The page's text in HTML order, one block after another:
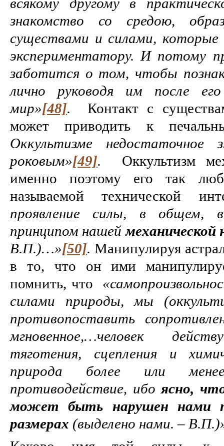
знакомство со средою,
существами и силами,
экспериментатору. И потому
заботится о том, чтобы
лично руководя им после
мир»[48].
Контакт с
может приводить к
Оккультизме недостаточное
роковым»[49].
Оккультизм
именно поэтому его так
называемой технической
проявление силы, в общем,
принципом нашеймеханической
В.П.)…»[50]. Манипулируя
в то, что он ими
помнить, что
силами природы, мы
противопоставить
мгновенное,…человек
тяготения, сцепления и
природа более или
противодействие, ибоясно,
может быть
нарушен нами
размерах (выделено нами. –